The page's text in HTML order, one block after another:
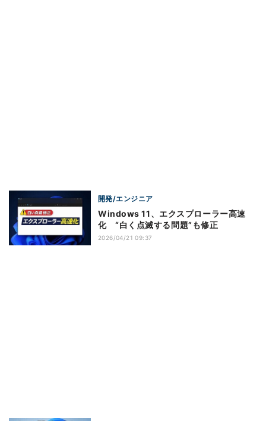
開発/エンジニア
Windows 11、エクスプローラー高速
化 “白く点滅する問題”も修正
2026/04/21 09:37